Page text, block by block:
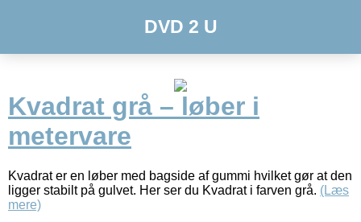
DVD 2 U
Kvadrat grå – løber i
metervare
Kvadrat er en løber med bagside af gummi hvilket gør at den
ligger stabilt på gulvet. Her ser du Kvadrat i farven grå. (Læs
mere)